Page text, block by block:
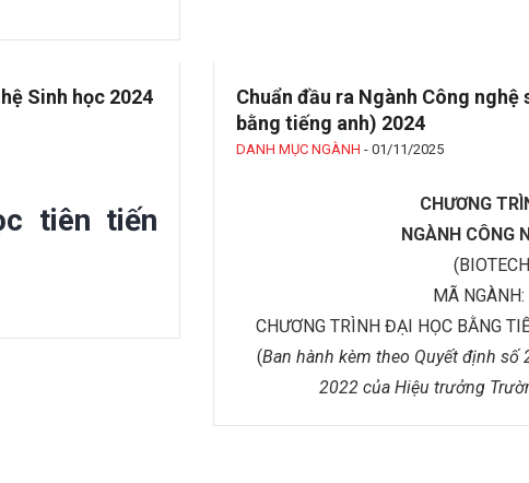
Sinh học 2024
tiên tiến
Chuẩn đầu ra Ngành Công
bằng tiếng anh) 2024
DANH MỤC NGÀNH - 01/11/2025
CHƯƠNG
NGÀNH CÔNG
MÃ
CHƯƠNG TRÌNH ĐẠI HỌC BẰNG
(Ban hành kèm theo Quyết định
2022 của Hiệu trưởng